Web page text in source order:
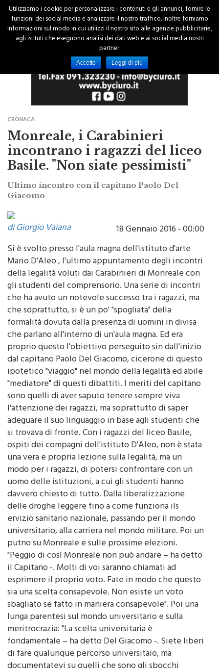
CRONACA
Monreale, i Carabinieri
incontrano i ragazzi del liceo
Basile. "Non siate pessimisti"
Ultimo incontro con il capitano Paolo Del
Giacomo
di Giorgio Vaiana
Si è svolto presso l'aula magna dell'istituto d'arte
Mario D'Aleo , l'ultimo appuntamento degli incontri
della legalità voluti dai Carabinieri di Monreale con
gli studenti del comprensorio. Una serie di incontri
che ha avuto un notevole successo tra i ragazzi, ma
che soprattutto, si è un po' "spogliata" della
formalità dovuta dalla presenza di uomini in divisa
che parlano all'interno di un'aula magna. Ed era
proprio questo l'obiettivo perseguito sin dall'inizio
dal capitano Paolo Del Giacomo, cicerone di questo
ipotetico "viaggio" nel mondo della legalità ed abile
"mediatore" di questi dibattiti. I meriti del capitano
sono quelli di aver saputo tenere sempre viva
l'attenzione dei ragazzi, ma soprattutto di saper
adeguare il suo linguaggio in base agli studenti che
si trovava di fronte. Con i ragazzi del liceo Basile,
ospiti dei compagni dell'istituto D'Aleo, non è stata
una vera e propria lezione sulla legalità, ma un
modo per i ragazzi, di potersi confrontare con un
uomo delle istituzioni, a cui gli studenti hanno
davvero chiesto di tutto. Dalla liberalizzazione
delle droghe leggere fino a come funziona ils
ervizio sanitario nazionale, passando per il mondo
universitario, alla carriera nel mondo militare. Poi un
putno su Monreale e sulle prossime elezioni.
"Peggio di così Monreale non può andare – ha detto
il Capitano -. Molti di voi saranno chiamati ad
esprimere il proprio voto. Fate in modo che questo
sia una scelta consapevole. Non esiste un voto
sbagliato se fatto in maniera consapevole". Poi una
lunga parentesi sul mondo universitario e sulla
meritrocrazia: "La scelta universitaria è
fondamentale – ha detto Del Giacomo -. Siete liberi
di fare qualunque percorso universitaio, ma
documentatevi su quelli che sono gli sbocchi
Utilizziamo i cookie per personalizzare i contenuti e gli annunci, fornire le
funzioni dei social media e analizzare il nostro traffico. Inoltre forniamo
informazioni sul modo in cui utilizzi il nostro sito alle agenzie pubblicitarie,
agli istituti che eseguono analisi dei dati web e ai social media nostri
partner.
Accetto Leggi di più